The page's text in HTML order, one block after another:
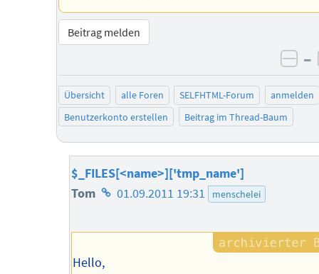
Beitrag melden
–
Übersicht alle Foren SELFHTML-Forum
anmelden
Benutzerkonto erstellen
Beitrag im Thread-Baum
$_FILES[<name>]['tmp_name']
Tom Homepage
Autors
01.09.2011 19:31 menschelei
Hello,